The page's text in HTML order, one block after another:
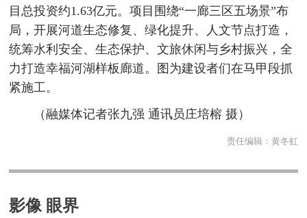
目总投资约1.63亿元。项目围绕“一廊三区五场景”布
局，开展河道生态修复、绿化提升、人文节点打造，
统筹水利安全、生态保护、文旅休闲与乡村振兴，全
力打造幸福河湖样板廊道。图为建设者们在马甲段抓
紧施工。
（融媒体记者张九强 通讯员庄培榕 摄）
责任编辑： 黄冬虹
影像 眼界